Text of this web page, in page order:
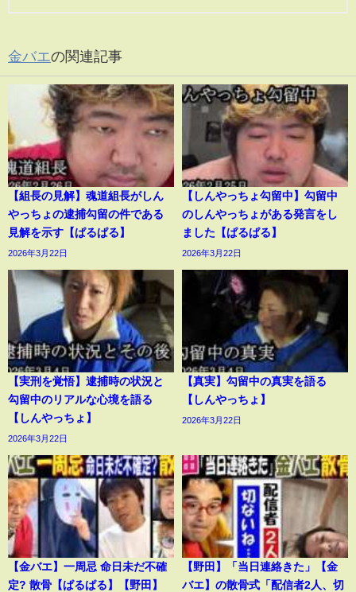
金バエの関連記事
【組長の見解】魂道組長がしん
やっちょの逮捕勾留の件である
見解を示す【ぱるぱる】
2026年3月22日
【しんやっちょ勾留中】勾留中
のしんやっちょがある発言をし
ました【ぱるぱる】
2026年3月22日
【実刑を覚悟】逮捕時の状況と
勾留中のリアルな心境を語る
【しんやっちょ】
2026年3月22日
【真実】勾留中の真実を語る
【しんやっちょ】
2026年3月22日
【金バエ】一周忌 命日未だ不確
定? 散骨【ぱるぱる】【野田】
【野田】「当日連絡きた」【金
バエ】の散骨式「配信者2人、切